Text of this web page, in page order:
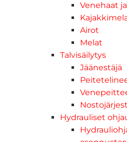
Venehaat
Airot
Melat
Talvisäilytys
Jäänestäjä
Hydrauliset